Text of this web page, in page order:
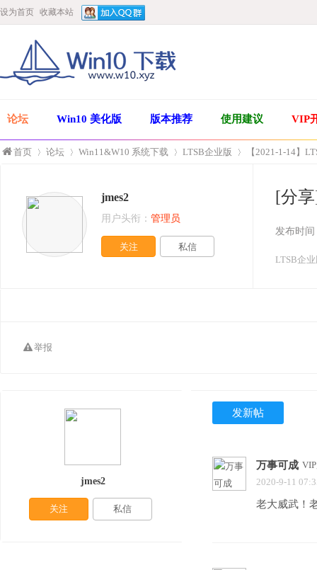
设为首页 收藏本站
论坛 Win10 美化版 版本推荐 使用建议 VIP
首页
»
论坛 Win11&W10 系统下载
›
LTSB企业版 【2021-1-14】
[分享
发布时间
LTSB企
jmes2
用户头衔： 管理员
关注 私信
举报
发新帖
万事可成
2020-9-11
老大威武！
jmes2
关注 私信